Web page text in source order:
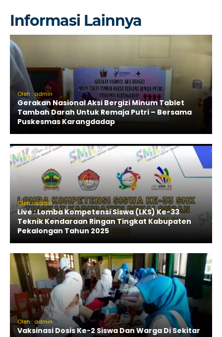
Informasi Lainnya
Oleh : admin
Gerakan Nasional Aksi Bergizi Minum Tablet
Tambah Darah Untuk Remaja Putri – Bersama
Puskesmas Karangdadap
Oleh : admin
Live : Lomba Kompetensi Siswa (LKS) Ke-33
Teknik Kendaraan Ringan Tingkat Kabupaten
Pekalongan Tahun 2025
Oleh : admin
Vaksinasi Dosis Ke-2 Siswa Dan Warga Di Sekitar